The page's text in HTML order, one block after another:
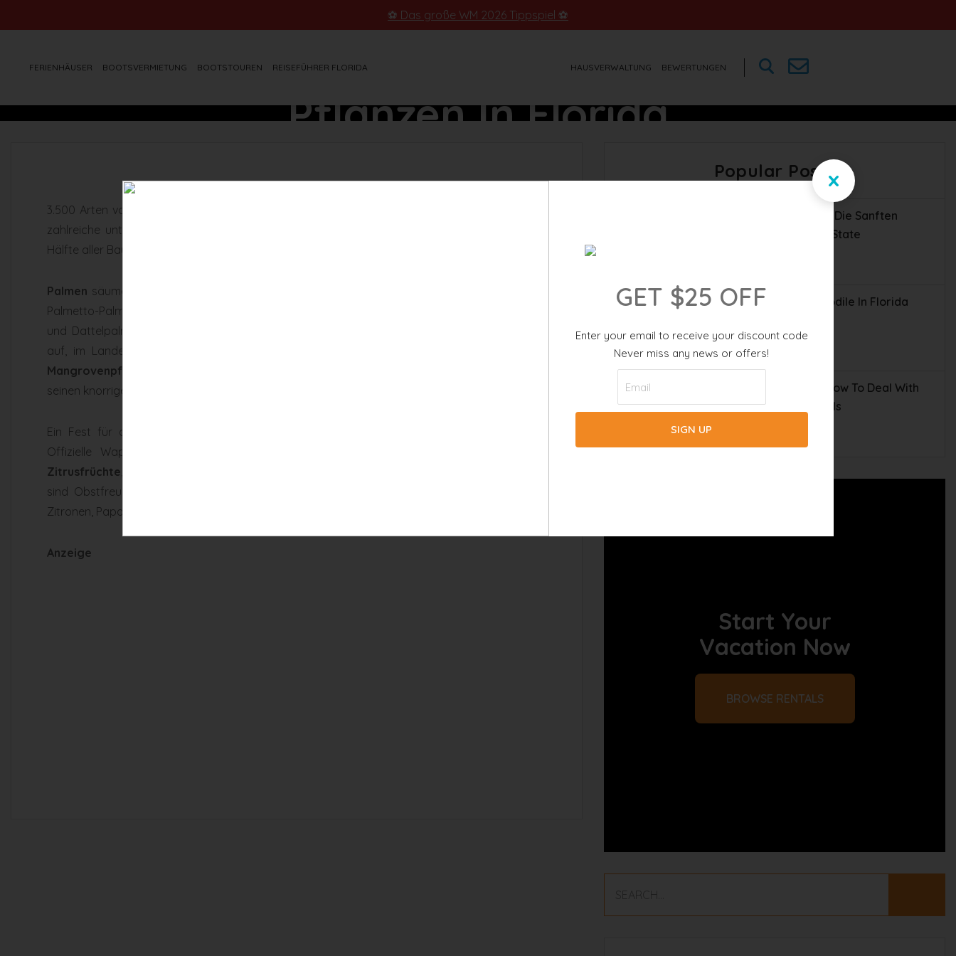
⚽ Das große WM 2026 Tippspiel ⚽
FERIENHÄUSER BOOTSVERMIETUNG BOOTSTOUREN REISEFÜHRER FLORIDA HAUSVERWALTUNG BEWERTUNGEN
Pflanzen In Florida
3.500 Arten von
zahlreiche unterschiedliche Landschaftsformen und Habitate. So schätzt man z. B., dass die
Hälfte aller Baumarten der USA in Florida wachsen:
Palmen säumen vor allem den tropischen Süden Floridas – nicht umsonst ist die 20 m hohe
Palmetto-Palme der offizielle Wappen-Baum des Bundesstaats. Doch auch importierte Kokos-
und Dattelpalmen gedeihen hier. Zypressen und Gummibäume ragen in sumpfigen Gebieten
auf, im Landesinneren erstrecken sich ausgedehnte Gras-Prärien, und die Küste wird von
Mangrovenpflanzen
seinen knorrigen, verschlungenen Ästen.
Ein Fest für die Augen bieten bunte
Offizielle Wappen-Blume ist die Orangenblüte: Der Bundesstaat ist bekannt für seine
Zitrusfrüchte
sind Obstfreunde hier genau richtig: Es ist es keine Seltenheit, in Floridas Gärten Mangos,
Zitronen, Papayas oder Litschis zu finden.
Anzeige
Popular Posts
Manatees In Florida – Die Sanften
Seekühe Im Sunshine State
Alligatoren Und Krokodile In Florida
Jellyfish In Florida – How To Deal With
The Gelatinous Animals
Start Your
Vacation Now
BROWSE RENTALS
x
GET $25 OFF
Enter your email to receive your discount code
Never miss any news or offers!